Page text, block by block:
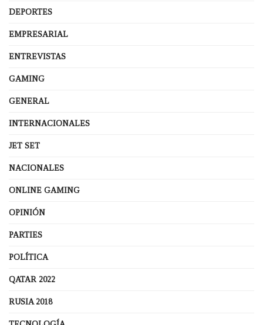
DEPORTES
EMPRESARIAL
ENTREVISTAS
GAMING
GENERAL
INTERNACIONALES
JET SET
NACIONALES
ONLINE GAMING
OPINIÓN
PARTIES
POLÍTICA
QATAR 2022
RUSIA 2018